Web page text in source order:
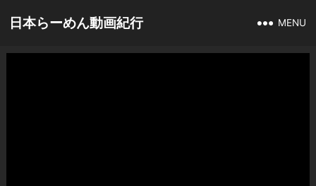
日本らーめん動画紀行 MENU